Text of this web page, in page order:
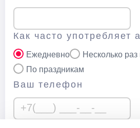
Как часто употребляет
Ежедневно
Несколько
По праздникам
Ваш телефон